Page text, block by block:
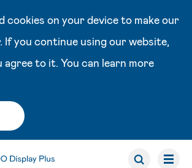
cookies on your device to make our
If you continue using our website,
agree to it. You can learn more